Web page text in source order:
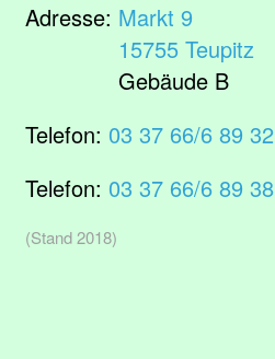
Adresse: Markt 9
15755 Teupitz
Gebäude B
Telefon: 03 37 66/6 89 32
Telefon: 03 37 66/6 89 38
(Stand 2018)